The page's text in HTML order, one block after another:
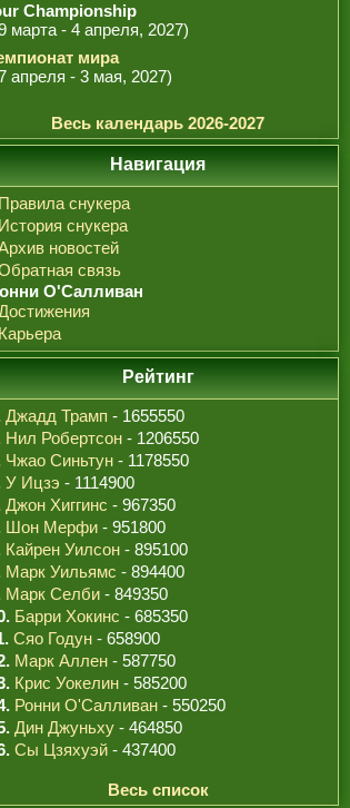
Championship
марта - 4 апреля, 2027)
мира
апреля - 3 мая, 2027)
Весь календарь 2026-2027
Навигация
Правила снукера
История снукера
новостей
связь
О'Салливан
Карьера
Рейтинг
Джадд Трамп - 1655550
Нил Робертсон - 1206550
Чжао Синьтун - 1178550
У Ицзэ - 1114900
Джон Хиггинс - 967350
Шон Мерфи - 951800
Кайрен Уилсон - 895100
Марк Уильямс - 894400
Марк Селби - 849350
Барри Хокинс - 685350
Сяо Годун - 658900
Марк Аллен - 587750
Крис Уокелин - 585200
Ронни О'Салливан - 550250
Дин Джуньху - 464850
Сы Цзяхуэй - 437400
Весь список